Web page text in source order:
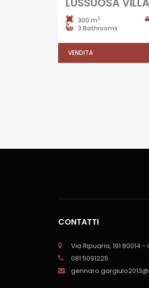
300 m2
3 Bathrooms
VENDITA
CONTATTI
Via Ripuaria, 191 80014
081 5091225